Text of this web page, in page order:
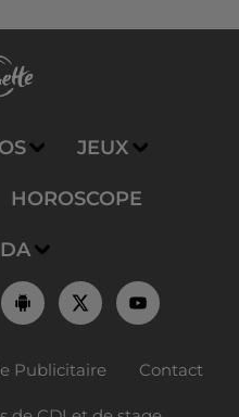
JEUX
HOROSCOPE
Publicitaire Contact